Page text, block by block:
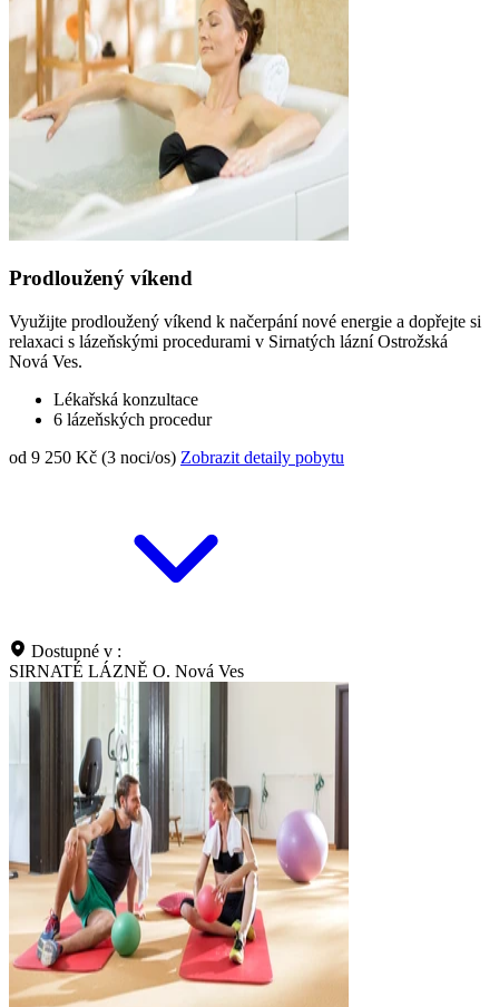
Prodloužený víkend
Využijte prodloužený víkend k načerpání nové energie a dopřejte si
relaxaci s lázeňskými procedurami v Sirnatých lázní Ostrožská
Nová Ves.
Lékařská konzultace
6 lázeňských procedur
od 9 250 Kč (3 noci/os) Zobrazit detaily pobytu
Dostupné v :
SIRNATÉ LÁZNĚ O. Nová Ves